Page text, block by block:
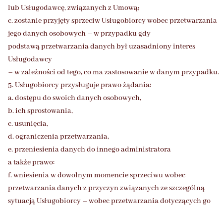
lub Usługodawcę, związanych z Umową;
c. zostanie przyjęty sprzeciw Usługobiorcy wobec przetwarzania
jego danych osobowych – w przypadku gdy
podstawą przetwarzania danych był uzasadniony interes
Usługodawcy
– w zależności od tego, co ma zastosowanie w danym przypadku.
5. Usługobiorcy przysługuje prawo żądania:
a. dostępu do swoich danych osobowych,
b. ich sprostowania,
c. usunięcia,
d. ograniczenia przetwarzania,
e. przeniesienia danych do innego administratora
a także prawo:
f. wniesienia w dowolnym momencie sprzeciwu wobec
przetwarzania danych z przyczyn związanych ze szczególną
sytuacją Usługobiorcy – wobec przetwarzania dotyczących go